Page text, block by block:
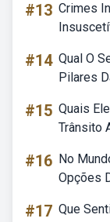
#13 Crimes
#14 Qual O
Pilares
#15 Quais
Trânsito
#16 No
Opções
#17 Que